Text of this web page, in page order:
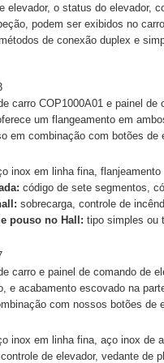
elevador, o status do elevador,
podem ser exibidos no
de conexão duplex e
carro COP1000A01 e painel
um flangeamento em
em combinação com botões de
inox em linha fina,
código de sete segmentos,
sobrecarga, controle de
pouso no Hall: tipo simples ou
carro e painel de comando de
e acabamento escovado na
com nossos botões de
inox em linha fina, aço inox de
de elevador, vedante de